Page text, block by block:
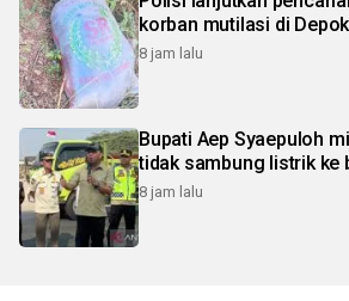
korban mutilasi di Depok
8 jam lalu
Bupati Aep Syaepuloh
tidak sambung listrik ke
8 jam lalu